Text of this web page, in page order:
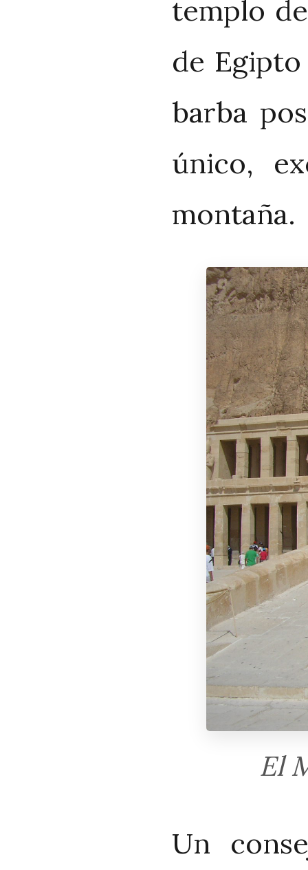
templo
de
barba
único,
montaña.
El
Un